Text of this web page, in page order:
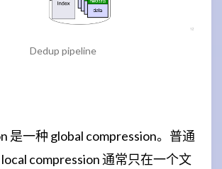
Dedup pipeline
是一种 global compression。普通
compression 通常只在一个文